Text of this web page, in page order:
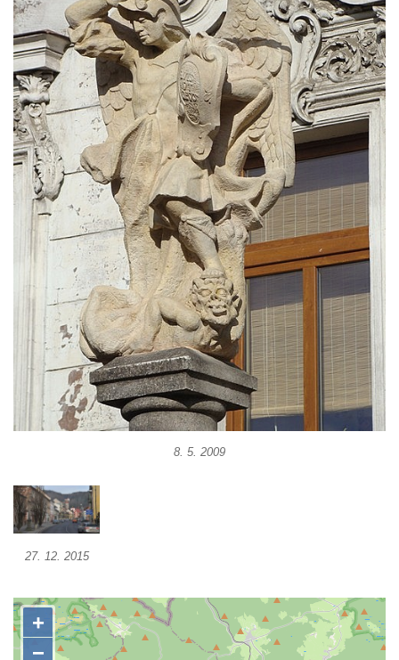
Sloup Panny Marie se sochami svatého
Jana Nepomuckého a svatého Vavřince ve
Chcebuzi
Sloup Panny Marie na Mírovém náměstí v
Lounech
Sloup se sochou Piety u hřbitova ve
Strupčicích
Sloup Nejsvětější Trojice na rozcestí v
Hošnicích
Sloup Panny Marie v Třebenicích
Sloup s kaplicí (boží muka) u kostela
svatého Stanislava v Měrunicích
Sloup Panny Marie v klášteře v Oseku
Sloup s reliéfem Panny Marie v Oseku
Sloup se sochou Piety ve Chlumci
Sloup svatého Prokopa na 2. náměstí v
Mostě
Sloup s kaplicí (boží muka) v ulici ČSLA v
Sloup svatého Antonína Paduánského u
polní cesty jihovýchodně od Skalice u
České Lípy
náměstí v Lovosicích
Sloup svatého Jana Nepomuckého v
Žibřidicích
8. 5. 2009
27. 12. 2015